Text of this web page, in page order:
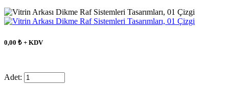
0,00 ₺ + KDV
Adet: